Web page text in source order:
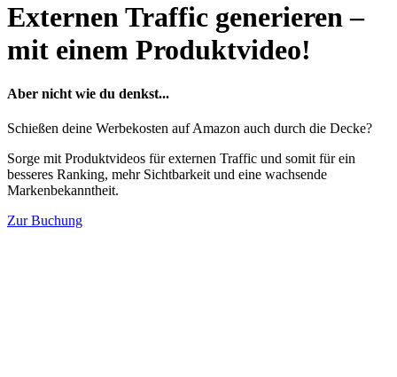
Externen Traffic generieren –
mit einem Produktvideo!
Aber nicht wie du denkst...
Schießen deine Werbekosten auf Amazon auch durch die Decke?
Sorge mit Produktvideos für externen Traffic und somit für ein
besseres Ranking, mehr Sichtbarkeit und eine wachsende
Markenbekanntheit.
Zur Buchung